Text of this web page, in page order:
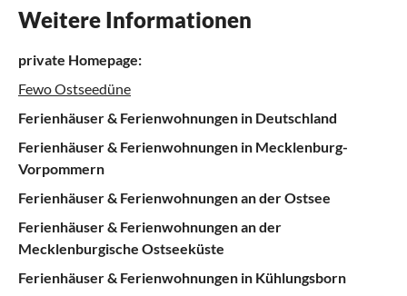
Weitere Informationen
private Homepage:
Fewo Ostseedüne
Ferienhäuser & Ferienwohnungen in Deutschland
Ferienhäuser & Ferienwohnungen in Mecklenburg-
Vorpommern
Ferienhäuser & Ferienwohnungen an der Ostsee
Ferienhäuser & Ferienwohnungen an der
Mecklenburgische Ostseeküste
Ferienhäuser & Ferienwohnungen in Kühlungsborn